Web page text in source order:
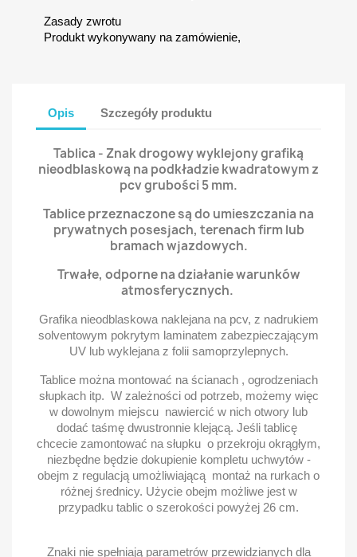
Zasady zwrotu
Produkt wykonywany na zamówienie,
Opis Szczegóły produktu
Tablica - Znak drogowy wyklejony grafiką
nieodblaskową na podkładzie kwadratowym z
pcv grubości 5 mm.
Tablice przeznaczone są do umieszczania na
prywatnych posesjach, terenach firm lub
bramach wjazdowych.
Trwałe, odporne na działanie warunków
atmosferycznych.
Grafika nieodblaskowa naklejana na pcv, z nadrukiem
solventowym pokrytym laminatem zabezpieczającym
UV lub wyklejana z folii samoprzylepnych.
Tablice można montować na ścianach , ogrodzeniach
słupkach itp. W zależności od potrzeb, możemy więc
w dowolnym miejscu nawiercić w nich otwory lub
dodać taśmę dwustronnie klejącą. Jeśli tablicę
chcecie zamontować na słupku o przekroju okrągłym,
niezbędne będzie dokupienie kompletu uchwytów -
obejm z regulacją umożliwiającą montaż na rurkach o
różnej średnicy. Użycie obejm możliwe jest w
przypadku tablic o szerokości powyżej 26 cm.
Znaki nie spełniają parametrów przewidzianych dla